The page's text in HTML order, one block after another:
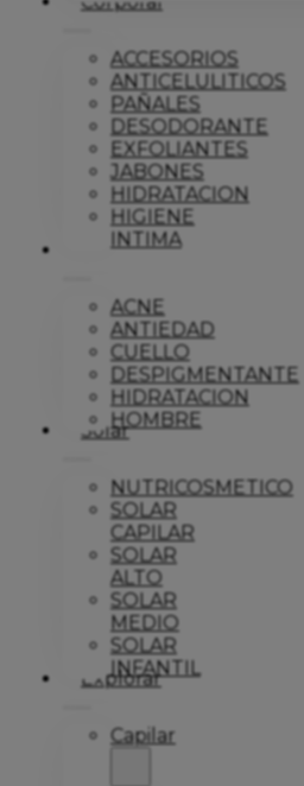
ACCESORIOS
ANTICELULITICOS
PAÑALES
DESODORANTE
EXFOLIANTES
JABONES
HIDRATACION
HIGIENE
INTIMA
Dermo
ACNE
ANTIEDAD
CUELLO
DESPIGMENTANTE
HIDRATACION
HOMBRE
Solar
NUTRICOSMETICO
SOLAR
CAPILAR
SOLAR
ALTO
SOLAR
MEDIO
SOLAR
INFANTIL
Explorar
Capilar